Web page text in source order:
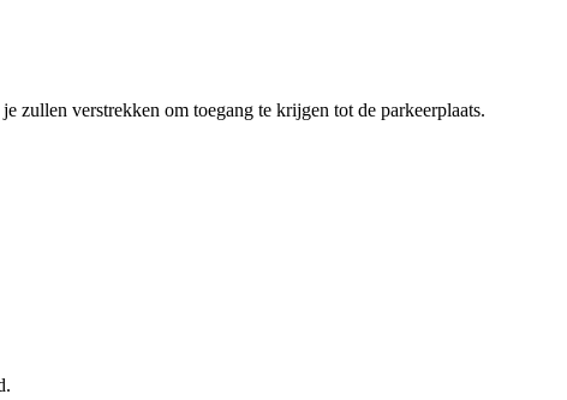
zullen verstrekken om toegang te krijgen tot de parkeerplaats.